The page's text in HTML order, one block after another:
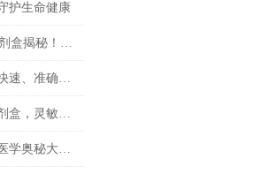
护生命健康
黄曲霉毒素B1检测试剂盒揭秘！精准锁定隐患
呕吐毒素检测试剂盒快速、准确检测粮食中的有害物质
猪口蹄疫抗体检测试剂盒，灵敏度高，检测结果稳定可靠
无菌脱纤维绵羊血：医学奥秘大揭秘！